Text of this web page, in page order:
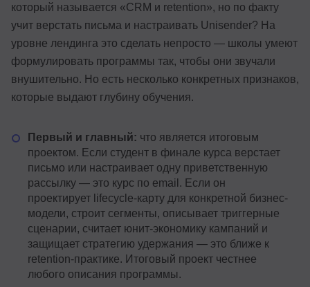
который называется «CRM и retention», но по факту
учит верстать письма и настраивать Unisender? На
уровне лендинга это сделать непросто — школы умеют
формулировать программы так, чтобы они звучали
внушительно. Но есть несколько конкретных признаков,
которые выдают глубину обучения.
Первый и главный: что является итоговым
проектом. Если студент в финале курса верстает
письмо или настраивает одну приветственную
рассылку — это курс по email. Если он
проектирует lifecycle-карту для конкретной бизнес-
модели, строит сегменты, описывает триггерные
сценарии, считает юнит-экономику кампаний и
защищает стратегию удержания — это ближе к
retention-практике. Итоговый проект честнее
любого описания программы.